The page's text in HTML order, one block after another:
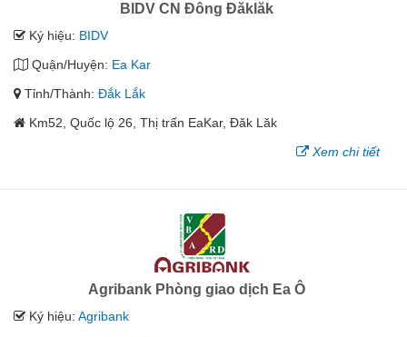
BIDV CN Đông Đăklăk
Ký hiệu: BIDV
Quận/Huyện: Ea Kar
Tỉnh/Thành: Đắk Lắk
Km52, Quốc lộ 26, Thị trấn EaKar, Đăk Lăk
Xem chi tiết
Agribank Phòng giao dịch Ea Ô
Ký hiệu: Agribank